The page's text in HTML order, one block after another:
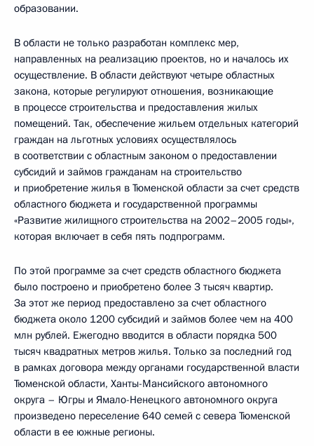
образовании.
В области не только разработан комплекс мер,
направленных на реализацию проектов, но и началось их
осуществление. В области действуют четыре областных
закона, которые регулируют отношения, возникающие
в процессе строительства и предоставления жилых
помещений. Так, обеспечение жильем отдельных категорий
граждан на льготных условиях осуществлялось
в соответствии с областным законом о предоставлении
субсидий и займов гражданам на строительство
и приобретение жилья в Тюменской области за счет средств
областного бюджета и государственной программы
«Развитие жилищного строительства на 2002–2005 годы»,
которая включает в себя пять подпрограмм.
По этой программе за счет средств областного бюджета
было построено и приобретено более 3 тысяч квартир.
За этот же период предоставлено за счет областного
бюджета около 1200 субсидий и займов более чем на 400
млн рублей. Ежегодно вводится в области порядка 500
тысяч квадратных метров жилья. Только за последний год
в рамках договора между органами государственной власти
Тюменской области, Ханты-Мансийского автономного
округа – Югры и Ямало-Ненецкого автономного округа
произведено переселение 640 семей с севера Тюменской
области в ее южные регионы.